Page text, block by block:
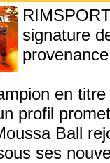
signature
en
profil
Ball
ses